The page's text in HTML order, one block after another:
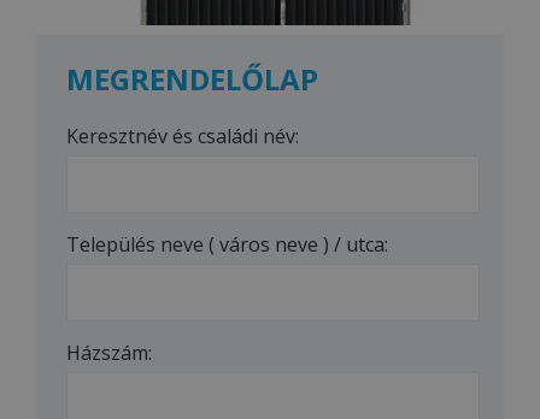
MEGRENDELŐLAP
Keresztnév és családi név:
Település neve ( város neve ) / utca:
Házszám: